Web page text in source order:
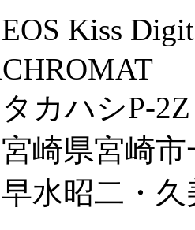
EOS Kiss
カハシP-2Z
崎県宮崎
昭二・久